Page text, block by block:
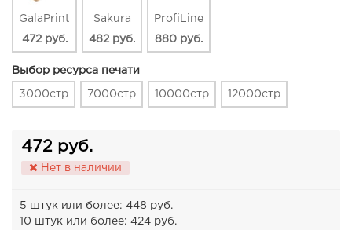
GalaPrint
472 руб.
Sakura
482 руб.
ProfiLine
880 руб.
Выбор ресурса печати
3000стр 7000стр 10000стр 12000стр
472 руб.
Нет в наличии
5 штук или более: 448 руб.
10 штук или более: 424 руб.